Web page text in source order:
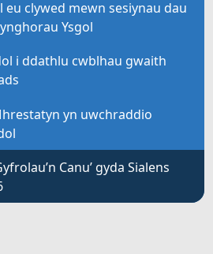
eu clywed mewn sesiynau dau
Ysgol
i ddathlu cwblhau gwaith
yn uwchraddio
Canu’ gyda Sialens